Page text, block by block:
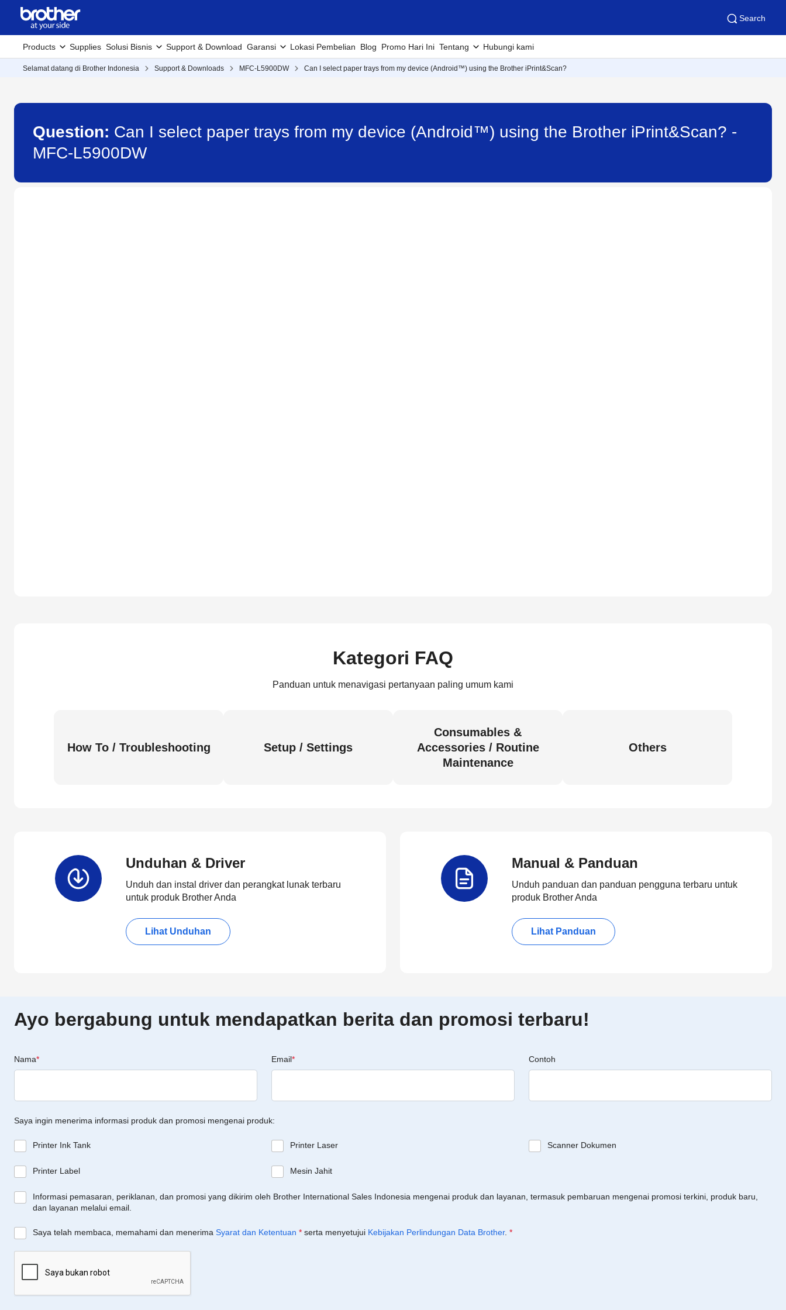
Search
Products Supplies Solusi Bisnis Support & Download Garansi Lokasi Pembelian Blog Promo Hari Ini Tentang Hubungi kami
Selamat datang di Brother Indonesia Support & Downloads MFC-L5900DW Can I select paper trays from my device (Android™) using the Brother iPrint&Scan?
Question: Can I select paper trays from my device (Android™) using the Brother iPrint&Scan? -
MFC-L5900DW
Kategori FAQ
Panduan untuk menavigasi pertanyaan paling umum kami
How To / Troubleshooting Setup / Settings
Consumables &
Accessories / Routine
Maintenance
Others
Unduhan & Driver
Unduh dan instal driver dan perangkat lunak terbaru
untuk produk Brother Anda
Lihat Unduhan
Manual & Panduan
Unduh panduan dan panduan pengguna terbaru untuk
produk Brother Anda
Lihat Panduan
Ayo bergabung untuk mendapatkan berita dan promosi terbaru!
Nama* Email* Contoh
Saya ingin menerima informasi produk dan promosi mengenai produk:
Printer Ink Tank Printer Laser Scanner Dokumen
Printer Label Mesin Jahit
Informasi pemasaran, periklanan, dan promosi yang dikirim oleh Brother International Sales Indonesia mengenai produk dan layanan, termasuk pembaruan mengenai promosi terkini, produk baru,
dan layanan melalui email.
Saya telah membaca, memahami dan menerima Syarat dan Ketentuan * serta menyetujui Kebijakan Perlindungan Data Brother. *